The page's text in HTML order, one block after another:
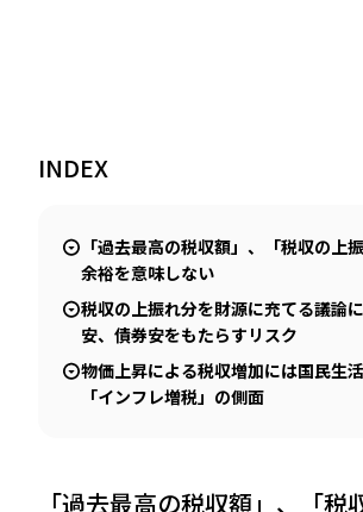
INDEX
「過去最高の税収額」、「税収の上
余裕を意味しない
税収の上振れ分を財源に充てる議論
安、債券安をもたらすリスク
物価上昇による税収増加には国民生
「インフレ増税」の側面
「過去最高の税収額」、「税